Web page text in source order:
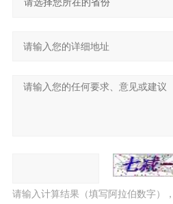
请输入计算结果（填写阿拉伯数字）